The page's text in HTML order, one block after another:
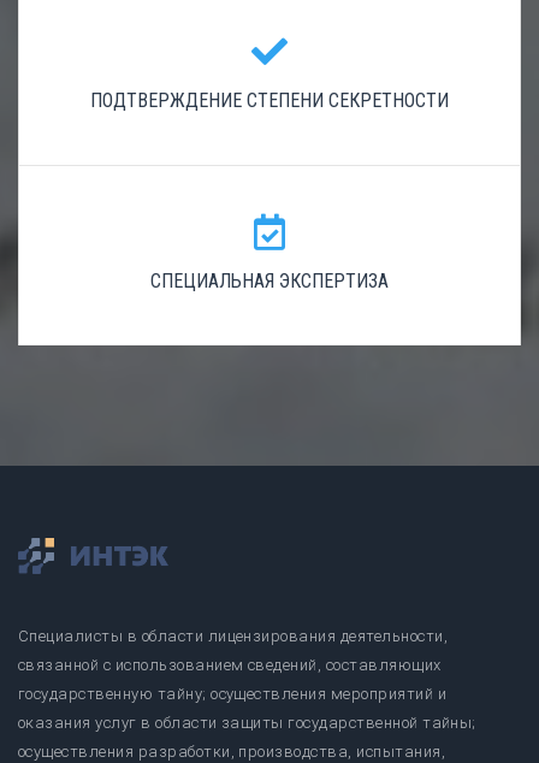
ПОДТВЕРЖДЕНИЕ СТЕПЕНИ СЕКРЕТНОСТИ
СПЕЦИАЛЬНАЯ ЭКСПЕРТИЗА
Специалисты в области лицензирования деятельности,
связанной с использованием сведений, составляющих
государственную тайну; осуществления мероприятий и
оказания услуг в области защиты государственной тайны;
осуществления разработки, производства, испытания,